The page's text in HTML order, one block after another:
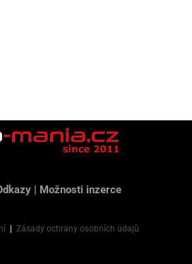
| Možnosti inzerce
Zásady ochrany osobních údajů